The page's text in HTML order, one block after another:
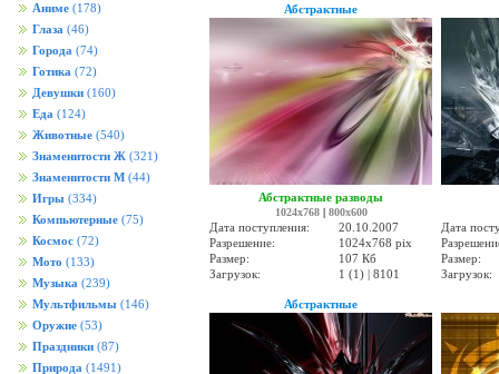
Аниме (178)
Глаза (46)
Города (74)
Готика (72)
Девушки (160)
Еда (124)
Животные (540)
Знаменитости Ж (321)
Знаменитости М (44)
Игры (334)
Компьютерные (75)
Космос (72)
Мото (133)
Музыка (239)
Мультфильмы (146)
Оружие (53)
Праздники (87)
Природа (1491)
Абстрактные
Абстрактные разводы
1024x768| 800x600
Дата поступления:
20.10.2007
Разрешение:
1024x768 pix
Размер:
107 Кб
Загрузок:
1 (1) | 8101
Дата
Размер:
Загрузок:
Абстрактные